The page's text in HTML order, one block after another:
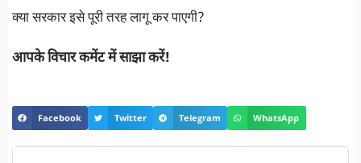
क्या सरकार इसे पूरी तरह लागू कर पाएगी?
आपके विचार कमेंट में साझा करें!
Facebook Twitter Telegram WhatsApp